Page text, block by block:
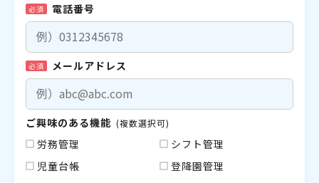
必須 電話番号
必須 メールアドレス
ご興味のある機能 (複数選択可)
労務管理
シフト管理
児童台帳
登降園管理